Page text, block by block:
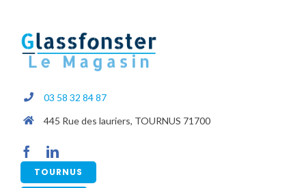
03 58 32 84 87
445 Rue des lauriers, TOURNUS 71700
TOURNUS